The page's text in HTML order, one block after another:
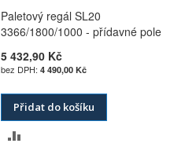
Paletový regál SL20
3366/1800/1000 - přídavné pole
5 432,90 Kč
4 490,00 Kč
Přidat do košíku